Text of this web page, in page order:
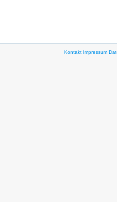
Kontakt Impressum